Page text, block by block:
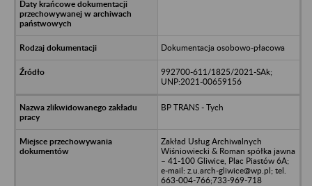
Dokumentacja osobowo-płacowa
992700-611/1825/2021-SAk;
UNP:2021-00659156
BP TRANS - Tych
Zakład Usług Archiwalnych
Wiśniowiecki & Roman spółka jawna
– 41-100 Gliwice, Plac Piastów 6A;
e-mail: z.u.arch-gliwice@wp.pl; tel.
663-004-766;733-969-718